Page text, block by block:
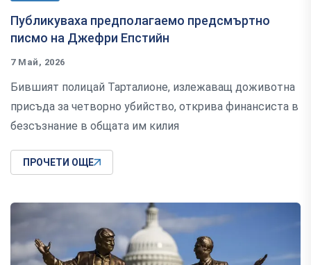
Публикуваха предполагаемо предсмъртно
писмо на Джефри Епстийн
7 Май, 2026
Бившият полицай Тарталионе, излежаващ доживотна
присъда за четворно убийство, открива финансиста в
безсъзнание в общата им килия
ПРОЧЕТИ ОЩЕ